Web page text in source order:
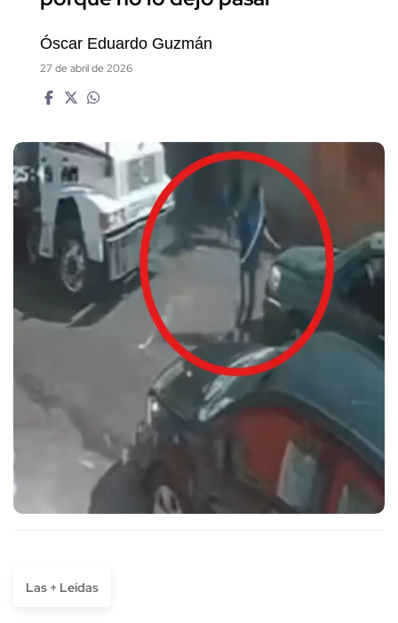
Óscar Eduardo Guzmán
27 de abril de 2026
Las + Leídas